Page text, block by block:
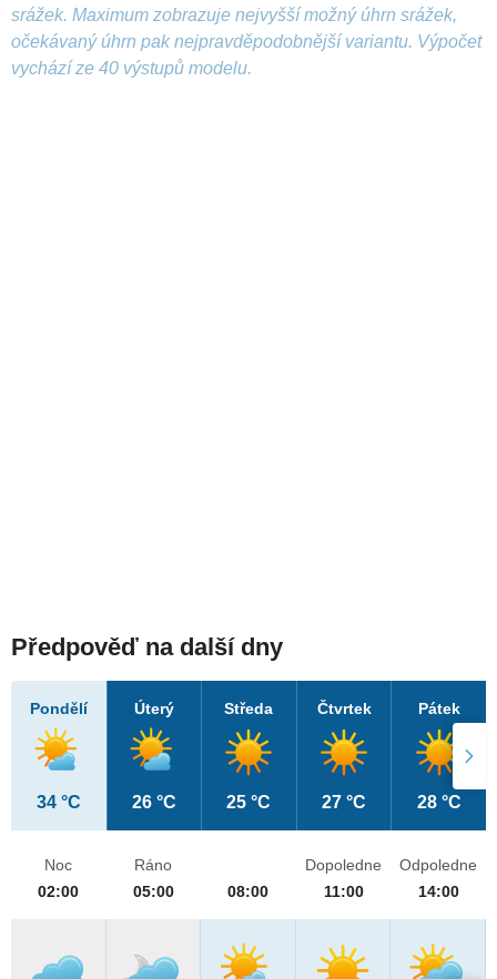
srážek. Maximum zobrazuje nejvyšší možný úhrn srážek,
očekávaný úhrn pak nejpravděpodobnější variantu. Výpočet
vychází ze 40 výstupů modelu.
Předpověď na další dny
Pondělí
34 °C
Úterý
26 °C
Středa
25 °C
Čtvrtek
27 °C
Pátek
28 °C
Noc
02:00
Ráno
05:00
08:00
Dopoledne
11:00
Odpoledne
14:00